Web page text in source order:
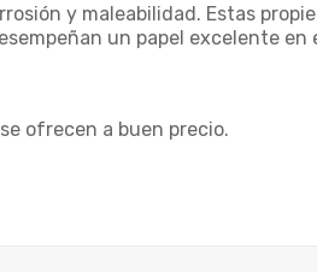
y maleabilidad. Estas
un papel excelente
ofrecen a buen precio.